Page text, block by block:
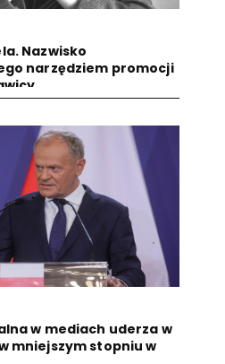
Nazwisko
narzędziem promocji
w mediach uderza w
mniejszym stopniu w